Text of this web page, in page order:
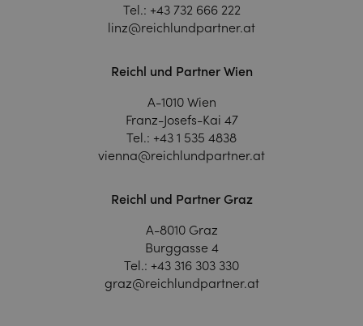
Tel.: +43 732 666 222
linz@reichlundpartner.at
Reichl und Partner Wien
A-1010 Wien
Franz-Josefs-Kai 47
Tel.: +43 1 535 4838
vienna@reichlundpartner.at
Reichl und Partner Graz
A-8010 Graz
Burggasse 4
Tel.: +43 316 303 330
graz@reichlundpartner.at